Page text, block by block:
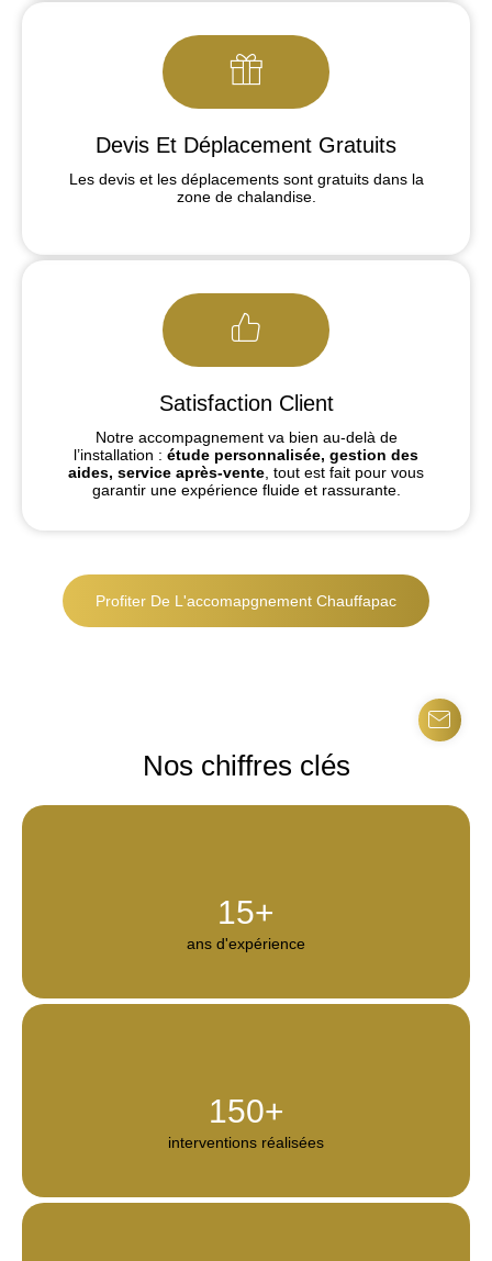
Devis Et Déplacement Gratuits
Les devis et les déplacements sont gratuits dans la
zone de chalandise.
Satisfaction Client
Notre accompagnement va bien au-delà de
l’installation : étude personnalisée, gestion des
aides, service après-vente , tout est fait pour vous
garantir une expérience fluide et rassurante.
Profiter De L'accomapgnement Chauffapac
Nos chiffres clés
ans d'expérience
15+
interventions réalisées
150+